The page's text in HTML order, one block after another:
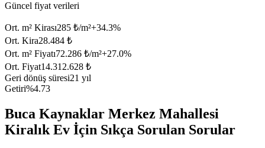
Güncel fiyat verileri
Ort. m² Kirası285 ₺/m²+34.3%
Ort. Kira28.484 ₺
Ort. m² Fiyatı72.286 ₺/m²+27.0%
Ort. Fiyat14.312.628 ₺
Geri dönüş süresi21 yıl
Getiri%4.73
Buca Kaynaklar Merkez Mahallesi
Kiralık Ev İçin Sıkça Sorulan Sorular